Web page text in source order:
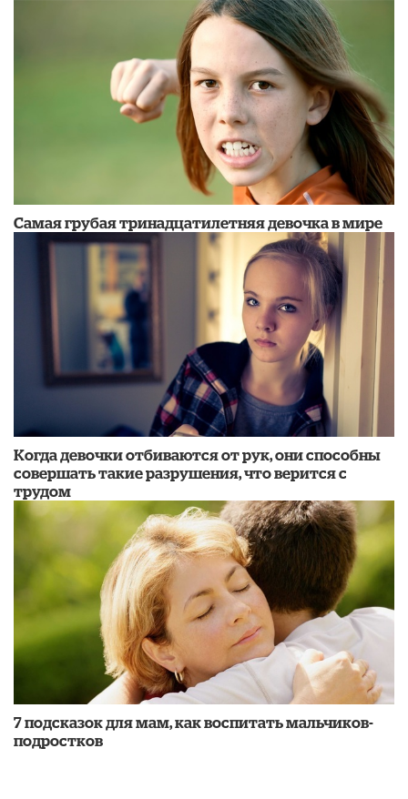
Самая грубая тринадцатилетняя девочка в мире
Когда девочки отбиваются от рук, они способны
совершать такие разрушения, что верится с
трудом
7 подсказок для мам, как воспитать мальчиков-
подростков